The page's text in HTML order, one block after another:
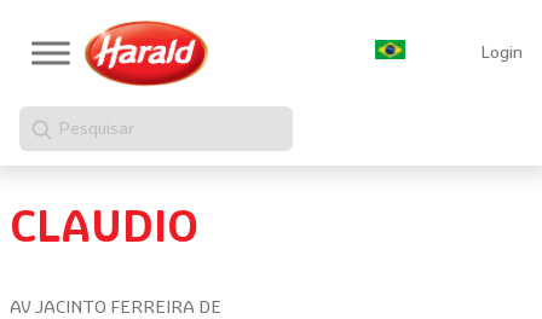
Login
Pesquisar
CLAUDIO
AV JACINTO FERREIRA DE